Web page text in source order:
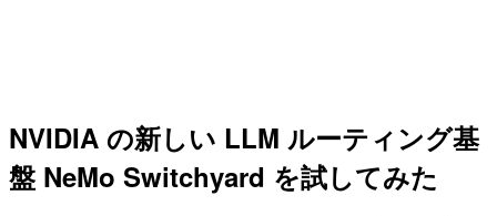
NVIDIA の新しい LLM ルーティング基
盤 NeMo Switchyard を試してみた